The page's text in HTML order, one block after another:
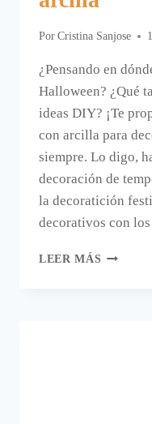
Por Cristina Sanjose
¿Pensando en
Halloween? ¿Qué
ideas DIY? ¡Te
con arcilla para
siempre. Lo digo,
decoración de
la decoratición
decorativos con
LEER MÁS